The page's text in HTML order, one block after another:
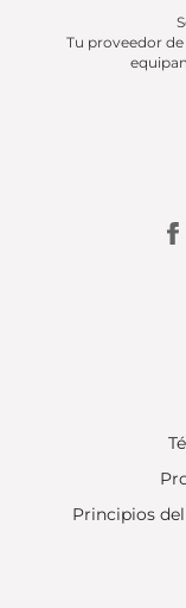
Tu proveedor
Principios